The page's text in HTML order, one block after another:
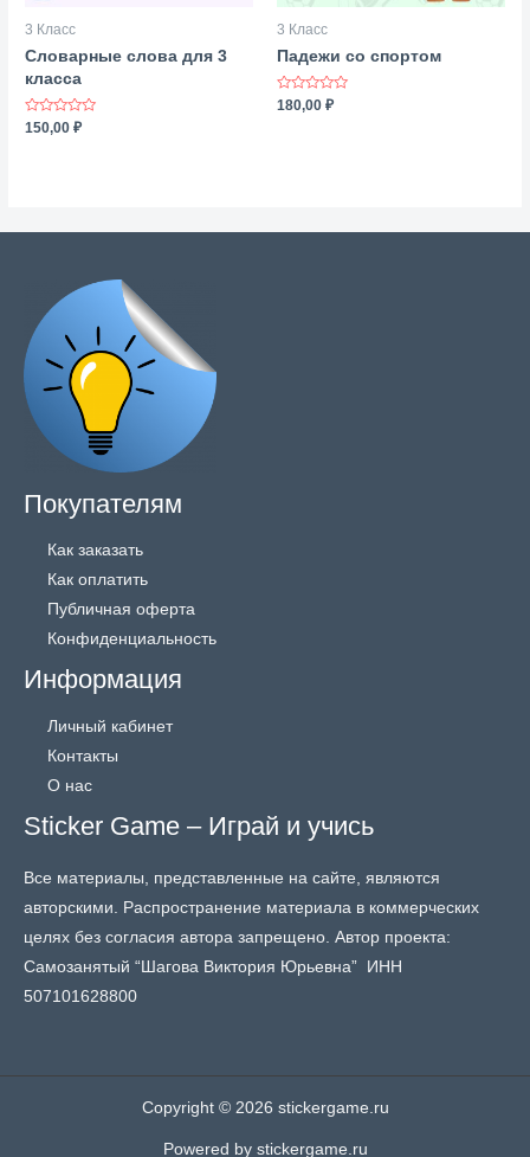
3 Класс
Словарные слова для 3
класса
Оценка
150,00₽
3 Класс
Падежи со спортом
Оценка
180,00 ₽
Покупателям
Как заказать
Как оплатить
Публичная оферта
Конфиденциальность
Информация
Личный кабинет
Контакты
О нас
Sticker Game – Играй и учись
Все материалы, представленные на сайте, являются
авторскими. Распространение материала в коммерческих
целях без согласия автора запрещено. Автор проекта:
Самозанятый “Шагова Виктория Юрьевна” ИНН
507101628800
Copyright © 2026 stickergame.ru
Powered by stickergame.ru